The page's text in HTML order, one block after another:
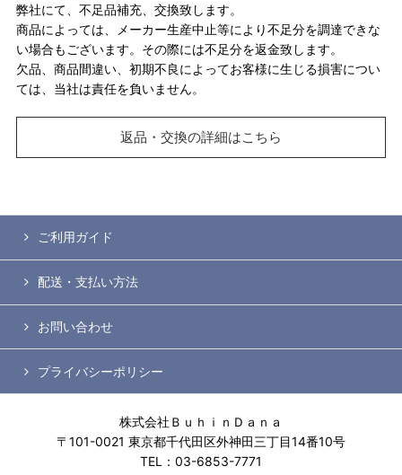
弊社にて、不足品補充、交換致します。
商品によっては、メーカー生産中止等により不足分を調達できな
い場合もございます。その際には不足分を返金致します。
欠品、商品間違い、初期不良によってお客様に生じる損害につい
ては、当社は責任を負いません。
返品・交換の詳細はこちら
ご利用ガイド
配送・支払い方法
お問い合わせ
プライバシーポリシー
株式会社ＢｕｈｉｎＤａｎａ
〒101-0021 東京都千代田区外神田三丁目14番10号
TEL：03-6853-7771